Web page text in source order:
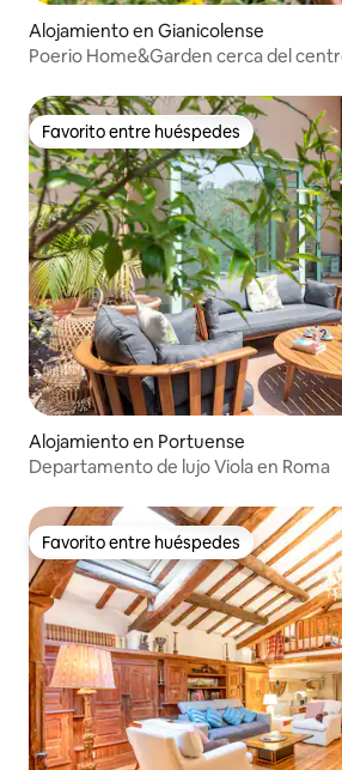
Alojamiento en Gianicolense
Poerio Home&Garden cerca del
Favorito entre huéspedes
Favorito entre huéspedes
Alojamiento en Portuense
Departamento de lujo Viola en Roma
Favorito entre huéspedes
Favorito entre huéspedes